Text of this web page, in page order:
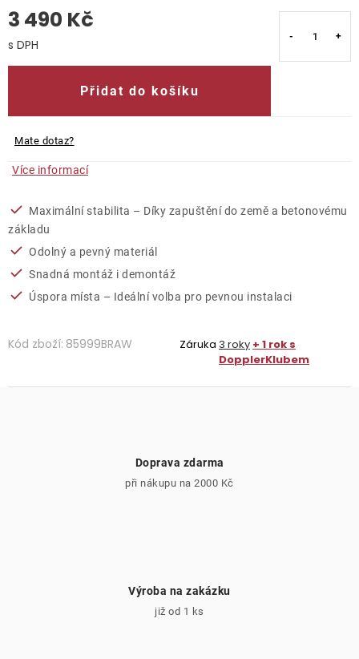
O nás
Kontakty
3 490 Kč
Přidat do košíku
Mate dotaz?
Více informací
Maximální stabilita – Díky zapuštění do země a betonovému
základu
Odolný a pevný materiál
Snadná montáž i demontáž
Úspora místa – Ideální volba pro pevnou instalaci
Kód zboží: 85999BRAW Záruka 3 roky + 1 rok s
DopplerKlubem
Doprava zdarma
při nákupu na 2000 Kč
Výroba na zakázku
již od 1 ks